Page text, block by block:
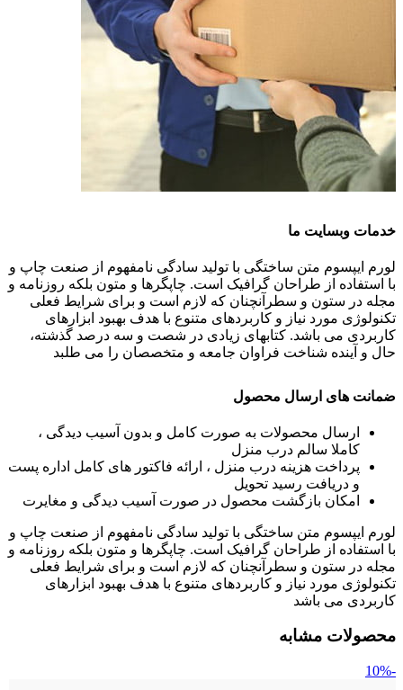
خدمات وبسایت ما
لورم ایپسوم متن ساختگی با تولید سادگی نامفهوم از صنعت چاپ و
با استفاده از طراحان گرافیک است. چاپگرها و متون بلکه روزنامه و
مجله در ستون و سطرآنچنان که لازم است و برای شرایط فعلی
تکنولوژی مورد نیاز و کاربردهای متنوع با هدف بهبود ابزارهای
کاربردی می باشد. کتابهای زیادی در شصت و سه درصد گذشته،
حال و آینده شناخت فراوان جامعه و متخصصان را می طلبد
ضمانت های ارسال محصول
ارسال محصولات به صورت کامل و بدون آسیب دیدگی ،
کاملا سالم درب منزل
پرداخت هزینه درب منزل ، ارائه فاکتور های کامل اداره پست
و دریافت رسید تحویل
امکان بازگشت محصول در صورت آسیب دیدگی و مغایرت
لورم ایپسوم متن ساختگی با تولید سادگی نامفهوم از صنعت چاپ و
با استفاده از طراحان گرافیک است. چاپگرها و متون بلکه روزنامه و
مجله در ستون و سطرآنچنان که لازم است و برای شرایط فعلی
تکنولوژی مورد نیاز و کاربردهای متنوع با هدف بهبود ابزارهای
کاربردی می باشد
محصولات مشابه
-10%